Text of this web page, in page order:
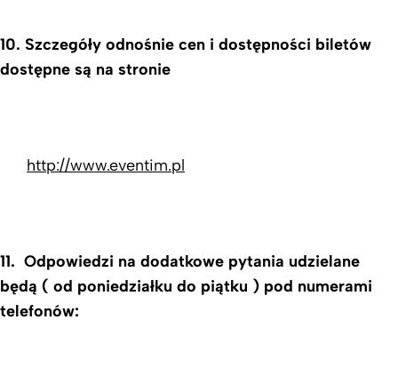
10. Szczegóły odnośnie cen i dostępności biletów
dostępne są na stronie
http://www.eventim.pl
11. Odpowiedzi na dodatkowe pytania udzielane
będą ( od poniedziałku do piątku ) pod numerami
telefonów: